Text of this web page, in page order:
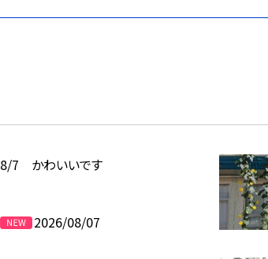
8/7 かわいいです
2026/08/07